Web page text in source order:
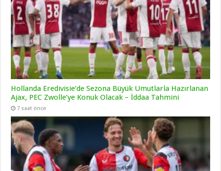
Hollanda Eredivisie’de Sezona Büyük Umutlarla Hazırlanan
Ajax, PEC Zwolle’ye Konuk Olacak – İddaa Tahmini
7 saat önce